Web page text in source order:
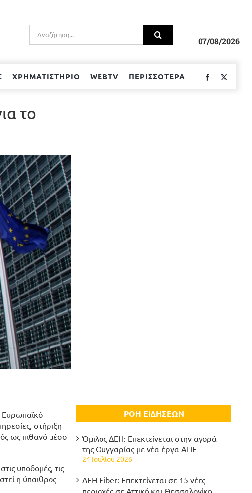
Αναζήτηση
για:
07/08/2026
ΧΡΗΜΑΤΙΣΤΗΡΙΟ WEBTV ΠΕΡΙΣΣΟΤΕΡΑ Facebook
το
Ευρωπαϊκό
στήριξη
ως πιθανό μέσο
υποδομές, τις
η ύπαιθρος
ΡΟΗ ΕΙΔΗΣΕΩΝ
Όμιλος ΔΕΗ: Επεκτείνεται στην αγορά
της Ουγγαρίας με νέα έργα ΑΠΕ
24 Ιουλίου 2026
ΔΕΗ Fiber: Επεκτείνεται σε 15 νέες
περιοχές σε Αττική και Θεσσαλονίκη